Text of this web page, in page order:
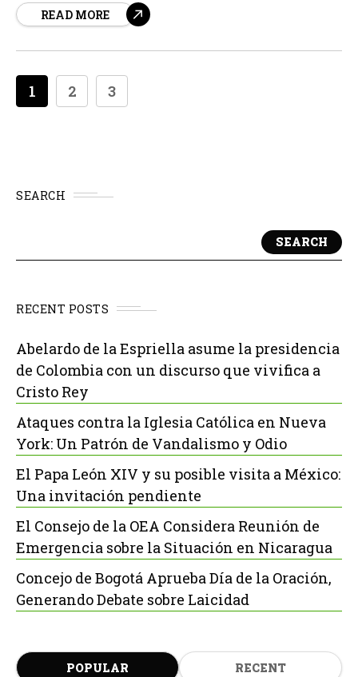
ha estado trabajando en integrar la IA en sus cámaras
READ MORE
1 2 3
SEARCH
SEARCH
RECENT POSTS
Abelardo de la Espriella asume la presidencia
de Colombia con un discurso que vivifica a
Cristo Rey
Ataques contra la Iglesia Católica en Nueva
York: Un Patrón de Vandalismo y Odio
El Papa León XIV y su posible visita a México:
Una invitación pendiente
El Consejo de la OEA Considera Reunión de
Emergencia sobre la Situación en Nicaragua
Concejo de Bogotá Aprueba Día de la Oración,
Generando Debate sobre Laicidad
POPULAR RECENT